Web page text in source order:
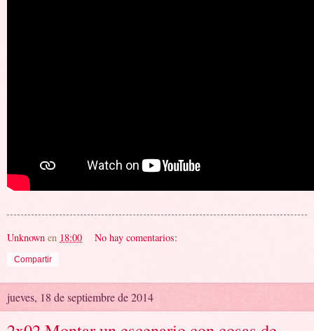
Unknown en 18:00 No hay comentarios:
Compartir
jueves, 18 de septiembre de 2014